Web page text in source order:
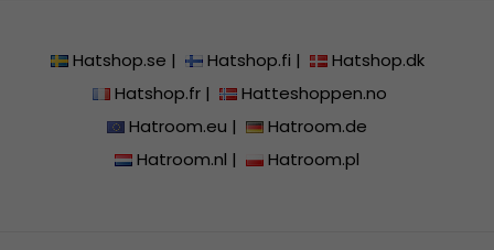
Hatshop.se | Hatshop.fi |
Hatshop.dk
Hatshop.fr|
Hatteshoppen.no
Hatroom.eu |
Hatroom.de
Hatroom.nl | Hatroom.pl